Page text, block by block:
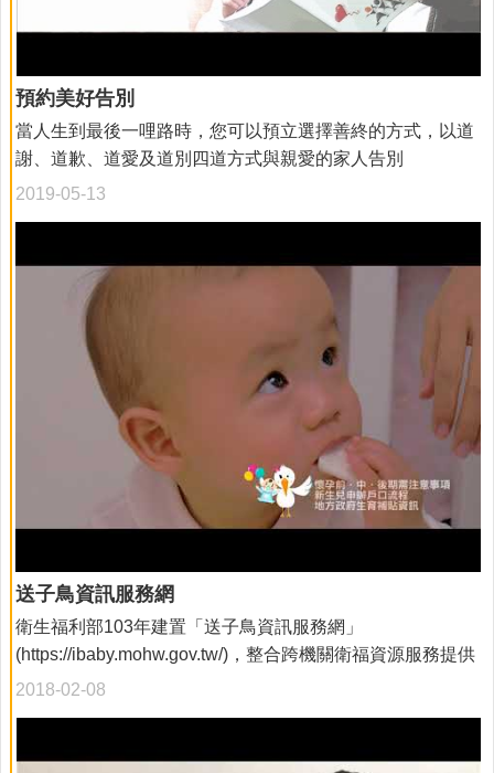
預約美好告別
2019-05-13
當人生到最後一哩路時，您可以預立選擇善終的方式，以道
謝、道歉、道愛及道別四道方式與親愛的家人告別
送子鳥資訊服務網
2018-02-08
衛生福利部103年建置「送子鳥資訊服務網」
(https://ibaby.mohw.gov.tw/)，整合跨機關衛福資源服務提供
民眾自結婚、懷孕、分娩、新生兒至學齡前、學齡兒童至青